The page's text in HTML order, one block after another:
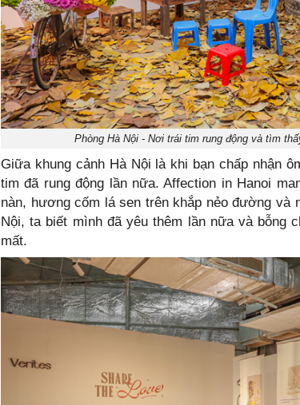
Phòng Hà Nội - Nơi trái tim rung động và tìm
Giữa khung cảnh Hà Nội là khi bạn chấp nhận
tim đã rung động lần nữa. Affection in Hanoi
nàn, hương cốm lá sen trên khắp nẻo đường và
Nội, ta biết mình đã yêu thêm lần nữa và bỗng
mất.